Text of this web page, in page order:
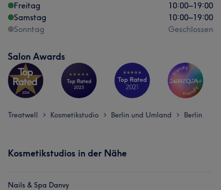
Freitag
10:00–19:00
Samstag
10:00–19:00
Sonntag
Geschlossen
Salon Awards
Treatwell > Kosmetikstudio > Berlin und Umland > Berlin
Kosmetikstudios in der Nähe
Nails & Spa Danvy